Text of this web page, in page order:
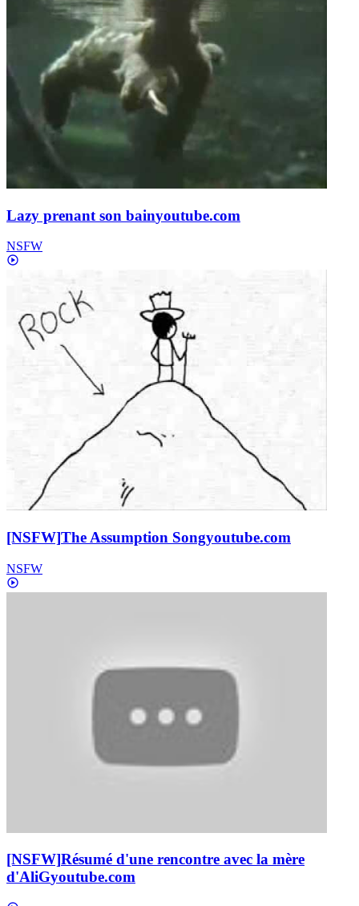
Lazy prenant son bainyoutube.com
NSFW
[NSFW]The Assumption Songyoutube.com
NSFW
[NSFW]Résumé d'une rencontre avec la mère
d'AliGyoutube.com